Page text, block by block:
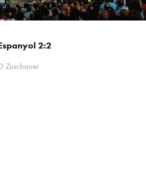
2:2
Zuschauer